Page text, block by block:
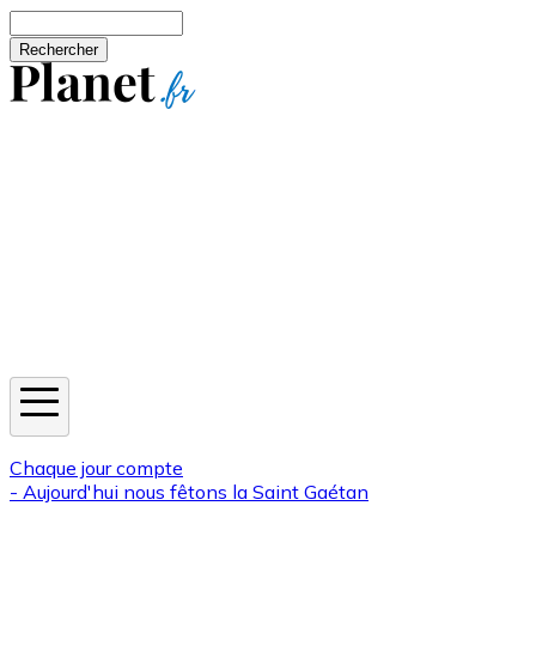
Chaque jour compte
- Aujourd'hui nous fêtons la Saint Gaétan